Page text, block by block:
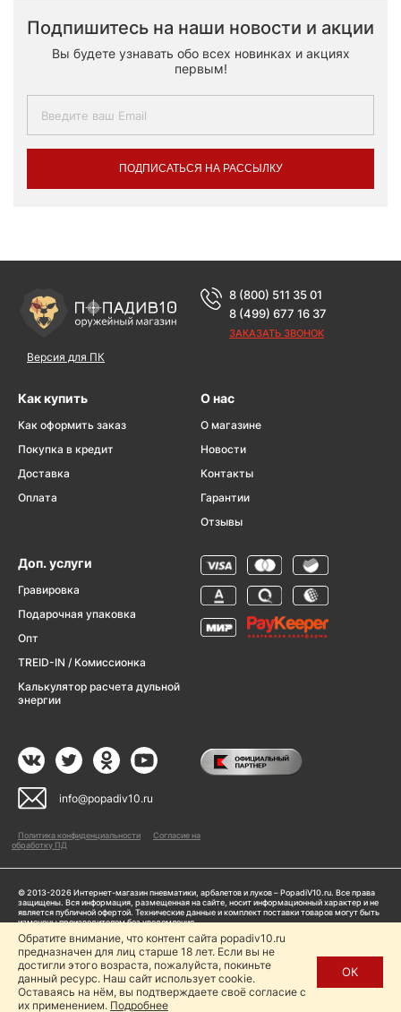
Подпишитесь на наши новости и акции
Вы будете узнавать обо всех новинках и акциях
первым!
ПОДПИСАТЬСЯ НА РАССЫЛКУ
Версия для ПК
8 (800) 511 35 01
8 (499) 677 16 37
ЗАКАЗАТЬ ЗВОНОК
Как купить
Как оформить заказ
Покупка в кредит
Доставка
Оплата
О нас
О магазине
Новости
Контакты
Гарантии
Отзывы
Доп. услуги
Гравировка
Подарочная упаковка
Опт
TREID-IN / Комиссионка
Калькулятор расчета дульной
энергии
info@popadiv10.ru
Политика конфиденциальности
Согласие на
обработку ПД
© 2013-2026 Интернет-магазин пневматики, арбалетов и луков – PopadiV10.ru. Все права
защищены. Вся информация, размещенная на сайте, носит информационный характер и не
является публичной офертой. Технические данные и комплект поставки товаров могут быть
изменены производителем без уведомления
ИП Жарук Александр Сергеевич, ОГРНИП: 314504704200042
Пользуясь сайтом Popadiv10.ru, пользователь автоматически соглашается с условиями,
прописанными в
Политике конфиденциальности
Копирование любой информации (тексты, фото, видео и др.) с сайта Popadiv10 запрещено,
за исключением наличия письменного согласия администрации сайта Popadiv10.
Обратите внимание, что контент сайта popadiv10.ru
предназначен для лиц старше 18 лет. Если вы не
достигли этого возраста, пожалуйста, покиньте
данный ресурс. Наш сайт использует cookie.
Оставаясь на нём, вы подтверждаете своё согласие с
их применением. Подробнее
ОК